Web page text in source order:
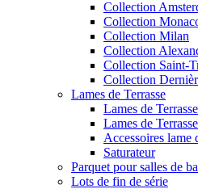
Collection
Collection
Collection Milan
Collection
Collection Saint-
Collection
Lames de Terrasse
Lames de
Lames de
Accessoires lame
Saturateur
Parquet pour salles de
Lots de fin de série